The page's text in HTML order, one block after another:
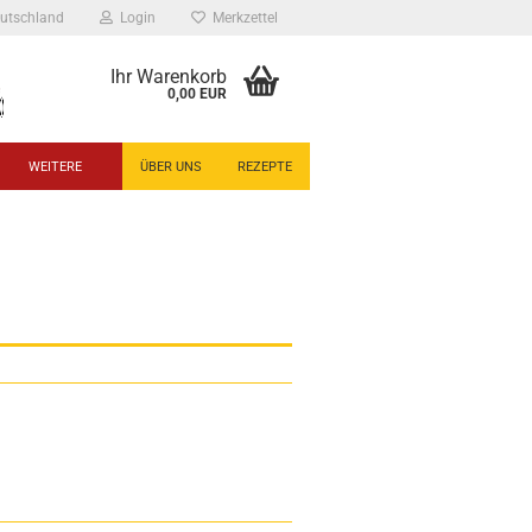
Login Merkzettel
Ihr Warenkorb
0,00 EUR
ÜBER UNS REZEPTE
WEITERE